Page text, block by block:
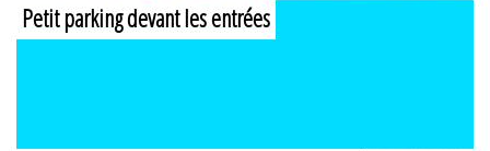
Petit parking devant les entrées